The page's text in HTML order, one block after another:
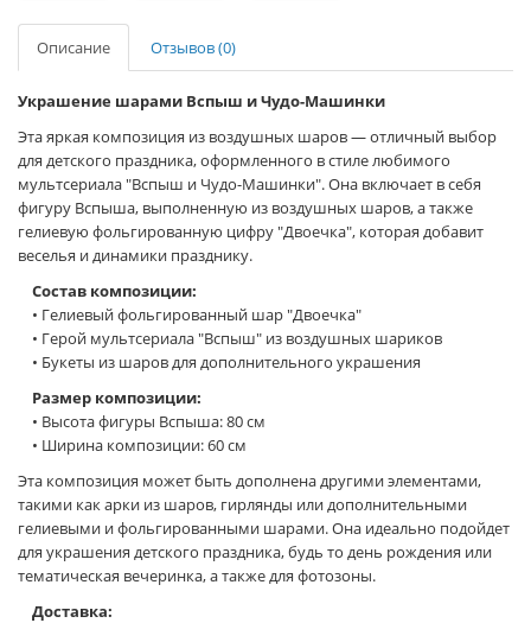
Описание Отзывов (0)
Украшение шарами Вспыш и Чудо-Машинки
Эта яркая композиция из воздушных шаров — отличный выбор
для детского праздника, оформленного в стиле любимого
мультсериала "Вспыш и Чудо-Машинки". Она включает в себя
фигуру Вспыша, выполненную из воздушных шаров, а также
гелиевую фольгированную цифру "Двоечка", которая добавит
веселья и динамики празднику.
Состав композиции:
• Гелиевый фольгированный шар "Двоечка"
• Герой мультсериала "Вспыш" из воздушных шариков
• Букеты из шаров для дополнительного украшения
Размер композиции:
• Высота фигуры Вспыша: 80 см
• Ширина композиции: 60 см
Эта композиция может быть дополнена другими элементами,
такими как арки из шаров, гирлянды или дополнительными
гелиевыми и фольгированными шарами. Она идеально подойдет
для украшения детского праздника, будь то день рождения или
тематическая вечеринка, а также для фотозоны.
Доставка: